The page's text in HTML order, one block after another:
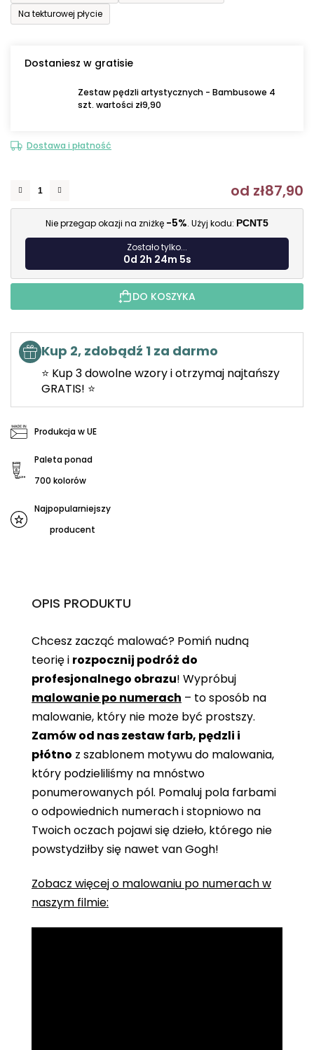
Na tekturowej płycie
Dostaniesz w gratisie
Zestaw pędzli artystycznych - Bambusowe 4
szt. wartości zł9,90
Dostawa i płatność
od zł87,90
Nie przegap okazji na zniżkę -5%. Użyj kodu: PCNT5
Zostało tylko...
0d 2h 24m 4s
DO KOSZYKA
Kup 2, zdobądź 1 za darmo
⭐ Kup 3 dowolne wzory i otrzymaj najtańszy
GRATIS! ⭐
Produkcja w UE
Paleta ponad
700 kolorów
Najpopularniejszy
producent
OPIS PRODUKTU
Chcesz zacząć malować? Pomiń nudną
teorię i rozpocznij podróż do
profesjonalnego obrazu! Wypróbuj
malowanie po numerach – to sposób na
malowanie, który nie może być prostszy.
Zamów od nas zestaw farb, pędzli i
płótno z szablonem motywu do malowania,
który podzieliliśmy na mnóstwo
ponumerowanych pól. Pomaluj pola farbami
o odpowiednich numerach i stopniowo na
Twoich oczach pojawi się dzieło, którego nie
powstydziłby się nawet van Gogh!
Zobacz więcej o malowaniu po numerach w
naszym filmie: